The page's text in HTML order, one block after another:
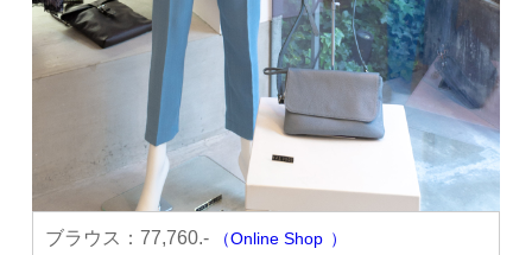
ブラウス： 77,760.- （Online Shop ）